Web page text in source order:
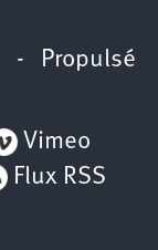
- Propulsé
Vimeo
Flux RSS